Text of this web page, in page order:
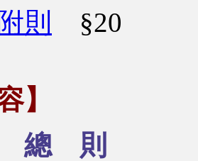
附則 §20
】
總 則